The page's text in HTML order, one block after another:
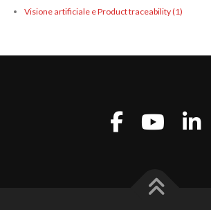
Visione artificiale e Product traceability(1)